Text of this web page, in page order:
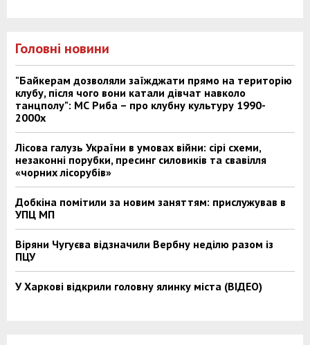
Головні новини
"Байкерам дозволяли заїжджати прямо на територію
клубу, після чого вони катали дівчат навколо
танцполу": МС Риба – про клубну культуру 1990-
2000х
Лісова галузь України в умовах війни: сірі схеми,
незаконні порубки, пресинг силовиків та свавілля
«чорних лісорубів»
Добкіна помітили за новим заняттям: прислужував в
УПЦ МП
Віряни Чугуєва відзначили Вербну неділю разом із
ПЦУ
У Харкові відкрили головну ялинку міста (ВІДЕО)